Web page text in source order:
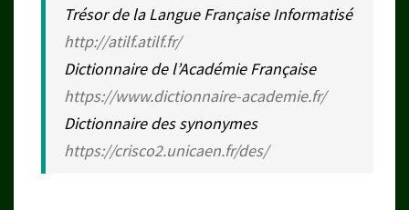
Trésor de la Langue Française Informatisé
http://atilf.atilf.fr/
Dictionnaire de l’Académie Française
https://www.dictionnaire-academie.fr/
Dictionnaire des synonymes
https://crisco2.unicaen.fr/des/